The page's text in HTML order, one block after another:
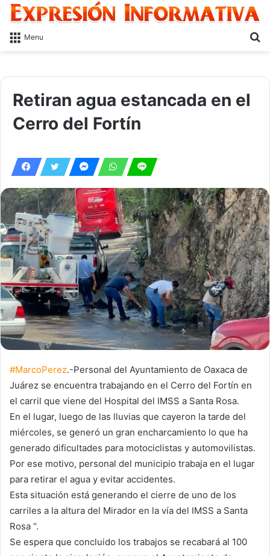
Menu
Retiran agua estancada en el
Cerro del Fortín
#MarcoPerez.-Personal del Ayuntamiento de Oaxaca de
Juárez se encuentra trabajando en el Cerro del Fortín en
el carril que viene del Hospital del IMSS a Santa Rosa.
En el lugar, luego de las lluvias que cayeron la tarde del
miércoles, se generó un gran encharcamiento lo que ha
generado dificultades para motociclistas y automovilistas.
Por ese motivo, personal del municipio trabaja en el lugar
para retirar el agua y evitar accidentes.
Esta situación está generando el cierre de uno de los
carriles a la altura del Mirador en la vía del IMSS a Santa
Rosa “.
Se espera que concluido los trabajos se recabará al 100